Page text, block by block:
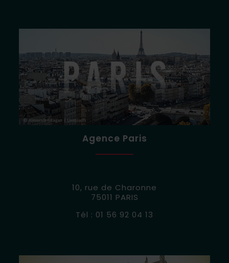
Agence Paris
10, rue de Charonne
75011 PARIS
Tél : 01 56 92 04 13